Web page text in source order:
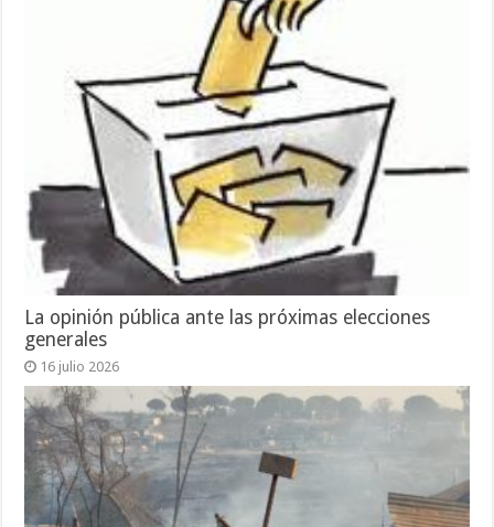
La opinión pública ante las próximas elecciones
generales
16 julio 2026